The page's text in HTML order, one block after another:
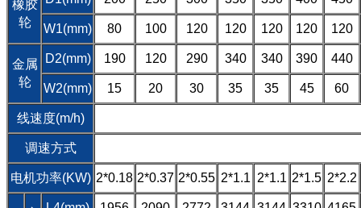
橡胶
轮
W1(mm) 80 100 120 120 120 120 120
金属
轮
D2(mm) 190 120 290 340 340 390 440
W2(mm) 15 20 30 35 35 45 60
线速度(m/h)
调速方式
电机功率(KW) 2*0.18 2*0.37 2*0.55 2*1.1 2*1.1 2*1.5 2*2.2